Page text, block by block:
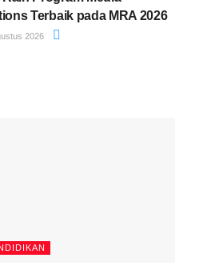
Terbaik pada MRA 2026
2026